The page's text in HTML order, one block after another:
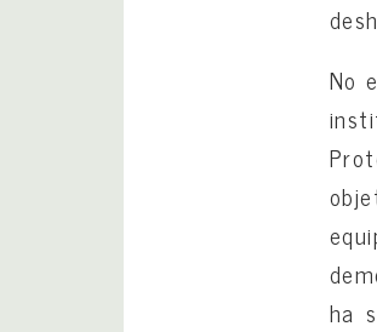
No
ha